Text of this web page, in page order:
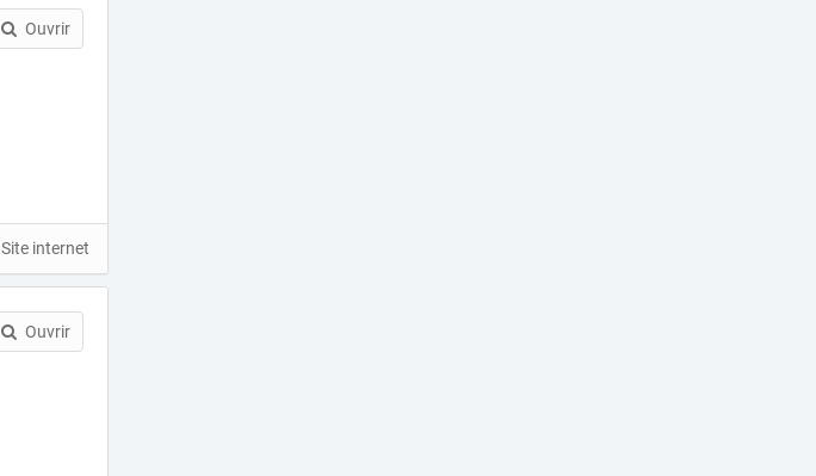
Ouvrir
Site internet
Ouvrir